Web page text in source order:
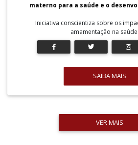
materno para a saúde e o
Iniciativa conscientiza sobre os
amamentação na saúde
SAIBA MAIS
VER MAIS